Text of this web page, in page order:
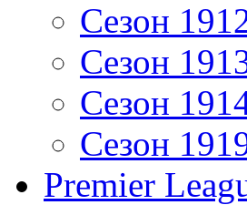
Сезон
Сезон
Сезон
Сезон
Premier